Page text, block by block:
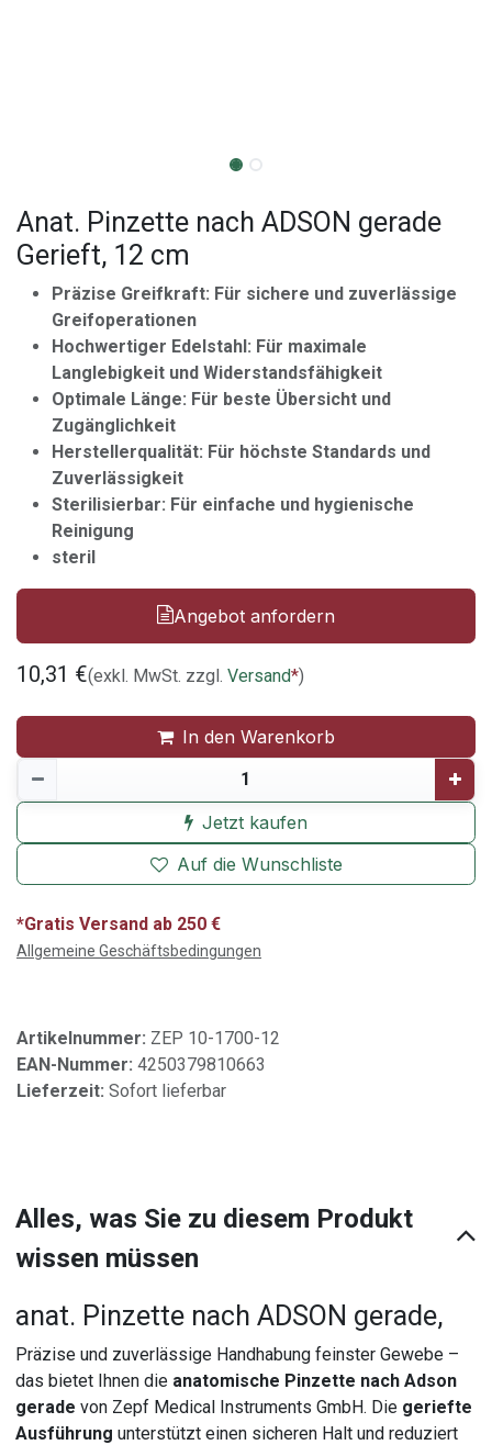
Anat. Pinzette nach ADSON gerade
Gerieft, 12 cm
Präzise Greifkraft: Für sichere und zuverlässige
Greifoperationen
Hochwertiger Edelstahl: Für maximale
Langlebigkeit und Widerstandsfähigkeit
Optimale Länge: Für beste Übersicht und
Zugänglichkeit
Herstellerqualität: Für höchste Standards und
Zuverlässigkeit
Sterilisierbar: Für einfache und hygienische
Reinigung
steril
Angebot anfordern
10,31 €(exkl. MwSt. zzgl. Versand*)
In den Warenkorb
Jetzt kaufen
Auf die Wunschliste
*Gratis Versand ab 250 €
Allgemeine Geschäftsbedingungen
Artikelnummer: ZEP 10-1700-12
EAN-Nummer: 4250379810663
Lieferzeit: Sofort lieferbar
Alles, was Sie zu diesem Produkt
wissen müssen
anat. Pinzette nach ADSON gerade,
Präzise und zuverlässige Handhabung feinster Gewebe –
das bietet Ihnen die anatomische Pinzette nach Adson
gerade von Zepf Medical Instruments GmbH. Die geriefte
Ausführung unterstützt einen sicheren Halt und reduziert